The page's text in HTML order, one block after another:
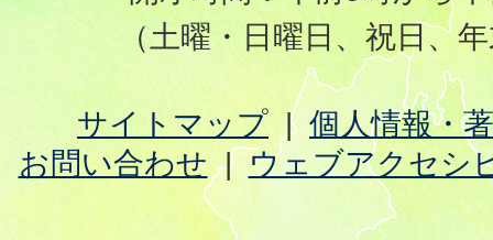
（土曜・日曜日、祝日、
サイトマップ
個人情報・
お問い合わせ
ウェブアクセシ